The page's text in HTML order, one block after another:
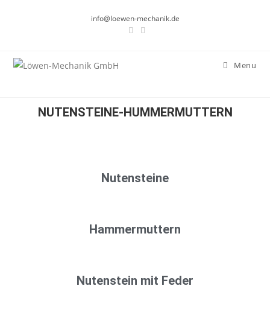
info@loewen-mechanik.de
Menu
NUTENSTEINE-HUMMERMUTTERN
Nutensteine
Hammermuttern
Nutenstein mit Feder